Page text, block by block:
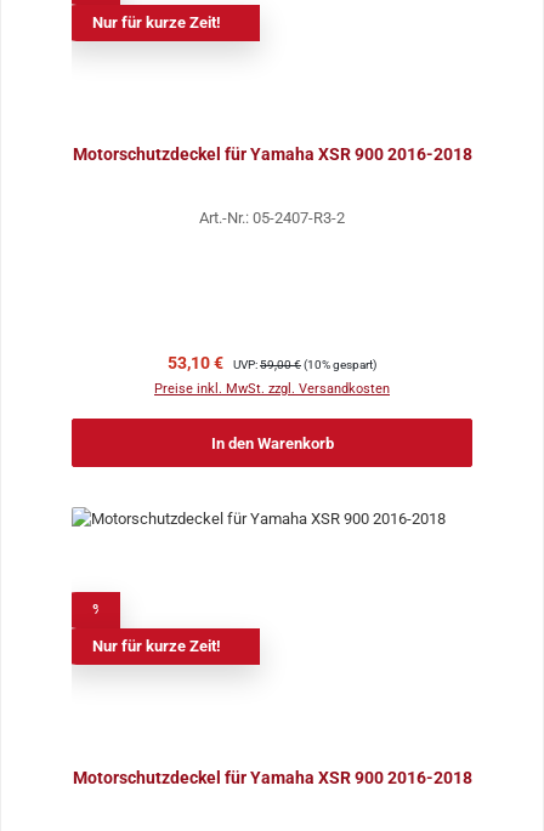
Nur für kurze Zeit!
Motorschutzdeckel für Yamaha XSR 900 2016-2018
Art.-Nr.: 05-2407-R3-2
Verkaufspreis:
53,10 € Regulärer Preis:
UVP:59,00 €(10% gespart)
Preise inkl. MwSt. zzgl. Versandkosten
In den Warenkorb
Nur für kurze Zeit!
Motorschutzdeckel für Yamaha XSR 900 2016-2018